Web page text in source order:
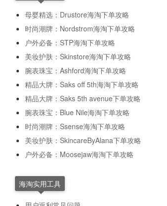
母婴精选：Drustore海淘下单攻略
时尚潮牌：Nordstrom海淘下单攻略
户外必备：STP海淘下单攻略
美妆护肤：Skinstore海淘下单攻略
腕表珠宝：Ashford海淘下单攻略
精品大牌：Saks off 5th海淘下单攻略
精品大牌：Saks 5th avenue下单攻略
腕表珠宝：Blue Nile海淘下单攻略
时尚潮牌：Ssense海淘下单攻略
美妆护肤：SkincareByAlana下单攻略
户外必备：Moosejaw海淘下单攻略
海淘实用工具